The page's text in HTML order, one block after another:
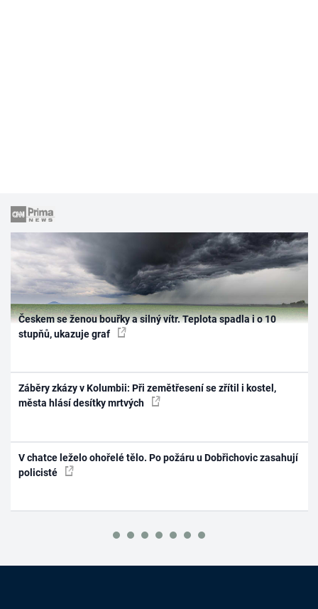
Českem se ženou bouřky a silný vítr. Teplota spadla i o 10
stupňů, ukazuje graf
Záběry zkázy v Kolumbii: Při zemětřesení se zřítil i kostel,
města hlásí desítky mrtvých
V chatce leželo ohořelé tělo. Po požáru u Dobřichovic zasahují
policisté